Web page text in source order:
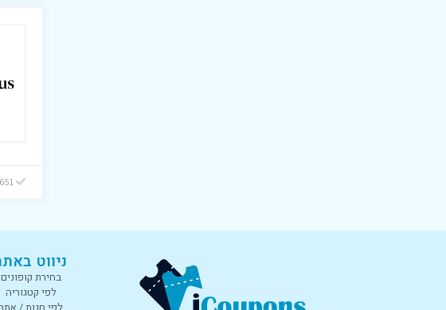
ניווט
בחירת קופונים
לפי קטגוריה